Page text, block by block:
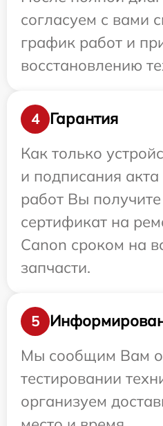
согласуем с вами
график работ и
восстановлению
4
Гарантия
Как только
и подписания
работ Вы
сертификат на
Canon сроком на
запчасти.
5
Мы сообщим Вам
тестировании
организуем